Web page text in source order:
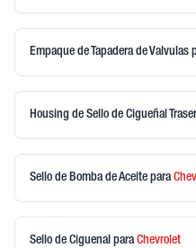
Empaque de Tapadera de Valvulas
Housing de Sello de Cigueñal
Sello de Bomba de Aceite para
Sello de Ciguenal paraChevrolet